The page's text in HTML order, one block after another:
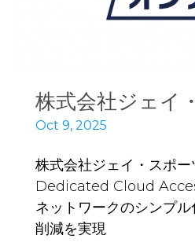
株式会社ジェイ
Oct 9, 2025
株式会社ジェイ・スポ
Dedicated Cloud
ネットワークのシンプ
削減を実現